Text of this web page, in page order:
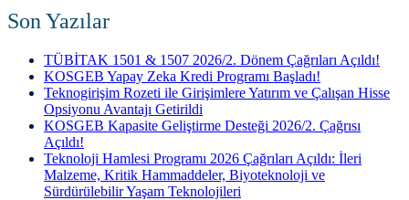
Son Yazılar
TÜBİTAK 1501 & 1507 2026/2. Dönem Çağrıları Açıldı!
KOSGEB Yapay Zeka Kredi Programı Başladı!
Teknogirişim Rozeti ile Girişimlere Yatırım ve Çalışan Hisse
Opsiyonu Avantajı Getirildi
KOSGEB Kapasite Geliştirme Desteği 2026/2. Çağrısı
Açıldı!
Teknoloji Hamlesi Programı 2026 Çağrıları Açıldı: İleri
Malzeme, Kritik Hammaddeler, Biyoteknoloji ve
Sürdürülebilir Yaşam Teknolojileri